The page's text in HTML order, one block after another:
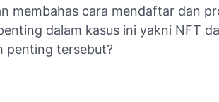
membahas cara mendaftar dan
dalam kasus ini yakni NFT
penting tersebut?